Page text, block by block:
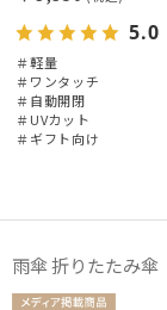
価格・割引率
5.0
＃軽量
＃ワンタッチ
＃自動開閉
＃UVカット
＃ギフト向け
雨傘 折りたたみ